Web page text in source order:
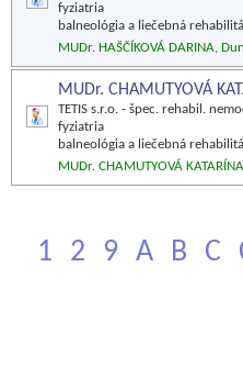
fyziatria
balneológia a liečebná
MUDr. HAŠČÍKOVÁ DARINA,
MUDr. CHAMUTYOVÁ
TETIS s.r.o. - špec. rehabil.
fyziatria
balneológia a liečebná
MUDr. CHAMUTYOVÁ
1 2 9 A B C